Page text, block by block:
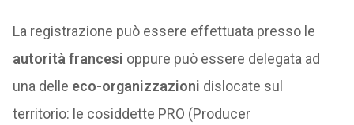
La registrazione può essere effettuata presso le
autorità francesi oppure può essere delegata ad
una delle eco-organizzazioni dislocate sul
territorio: le cosiddette PRO (Producer